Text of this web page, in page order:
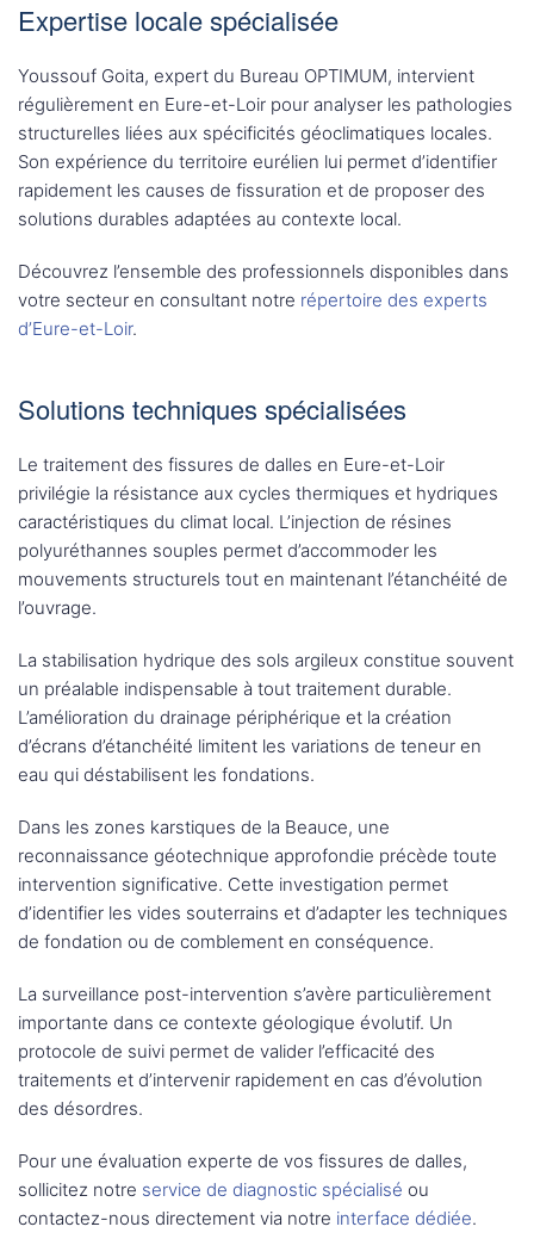
Expertise locale spécialisée
Youssouf Goita, expert du Bureau OPTIMUM, intervient
régulièrement en Eure-et-Loir pour analyser les pathologies
structurelles liées aux spécificités géoclimatiques locales.
Son expérience du territoire eurélien lui permet d’identifier
rapidement les causes de fissuration et de proposer des
solutions durables adaptées au contexte local.
Découvrez l’ensemble des professionnels disponibles dans
votre secteur en consultant notre répertoire des experts
d’Eure-et-Loir.
Solutions techniques spécialisées
Le traitement des fissures de dalles en Eure-et-Loir
privilégie la résistance aux cycles thermiques et hydriques
caractéristiques du climat local. L’injection de résines
polyuréthannes souples permet d’accommoder les
mouvements structurels tout en maintenant l’étanchéité de
l’ouvrage.
La stabilisation hydrique des sols argileux constitue souvent
un préalable indispensable à tout traitement durable.
L’amélioration du drainage périphérique et la création
d’écrans d’étanchéité limitent les variations de teneur en
eau qui déstabilisent les fondations.
Dans les zones karstiques de la Beauce, une
reconnaissance géotechnique approfondie précède toute
intervention significative. Cette investigation permet
d’identifier les vides souterrains et d’adapter les techniques
de fondation ou de comblement en conséquence.
La surveillance post-intervention s’avère particulièrement
importante dans ce contexte géologique évolutif. Un
protocole de suivi permet de valider l’efficacité des
traitements et d’intervenir rapidement en cas d’évolution
des désordres.
Pour une évaluation experte de vos fissures de dalles,
sollicitez notre service de diagnostic spécialisé ou
contactez-nous directement via notre interface dédiée.